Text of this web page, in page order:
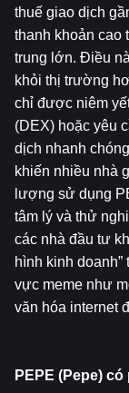
thuế giao dịch
thanh khoản cao
trung lớn. Điều
khỏi thị trường
chỉ được niêm
(DEX) hoặc yêu
dịch nhanh
khiến nhiều nhà
lượng sử dụng
tâm lý và thử
các nhà đầu tư
hình kinh
vực meme như
văn hóa internet
PEPE (Pepe)